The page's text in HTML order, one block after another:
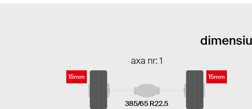
axa nr: 1
15mm
385/65 R22.5
15mm